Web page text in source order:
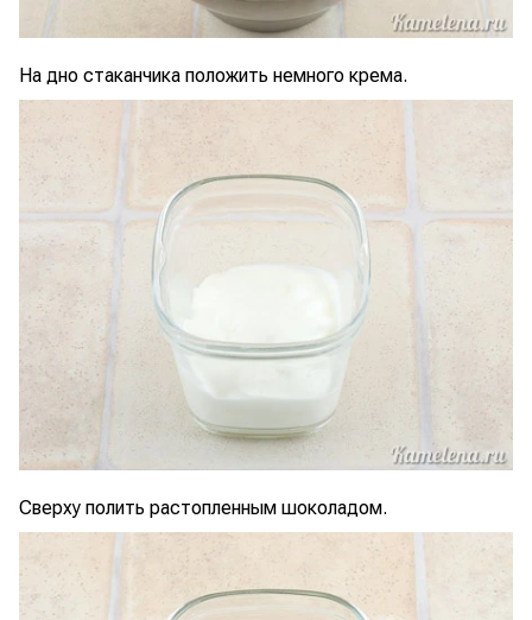
На дно стаканчика положить немного крема.
Сверху полить растопленным шоколадом.